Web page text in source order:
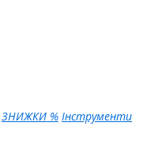
ЗНИЖКИ % Інструменти